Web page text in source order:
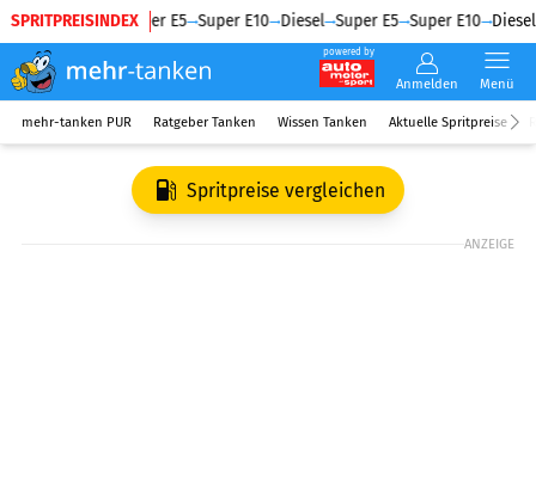
SPRITPREISINDEX
Diesel Super E5 Super E10 Diesel Super E5 Super E10 Diesel
powered by
Anmelden Menü
mehr-tanken PUR Ratgeber Tanken Wissen Tanken Aktuelle Spritpreise
Spritpreise vergleichen
ANZEIGE